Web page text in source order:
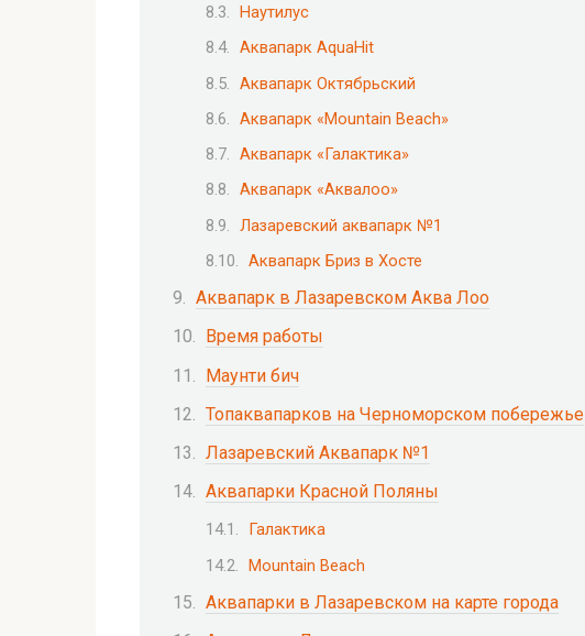
Наутилус
Аквапарк AquaHit
Аквапарк Октябрьский
Аквапарк «Mountain Beach»
Аквапарк «Галактика»
Аквапарк «Аквалоо»
Лазаревский аквапарк №1
Аквапарк Бриз в Хосте
Аквапарк в Лазаревском Аква Лоо
Время работы
Маунти бич
Топаквапарков на Черноморском побережье
Лазаревский Аквапарк №1
Аквапарки Красной Поляны
Галактика
Mountain Beach
Аквапарки в Лазаревском на карте города